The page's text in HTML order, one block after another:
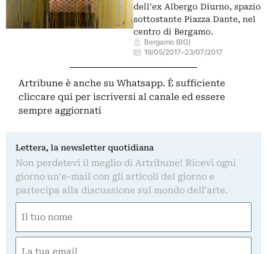
dell’ex Albergo Diurno, spazio
sottostante Piazza Dante, nel
centro di Bergamo.
Bergamo (BG)
19/05/2017–23/07/2017
Artribune è anche su Whatsapp. È sufficiente
cliccare qui per iscriversi al canale ed essere
sempre aggiornati
Lettera, la newsletter quotidiana
Non perdetevi il meglio di Artribune! Ricevi ogni
giorno un'e-mail con gli articoli del giorno e
partecipa alla discussione sul mondo dell'arte.
(Required)
First